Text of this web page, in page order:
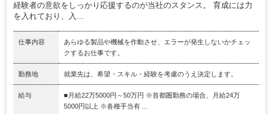
経験者の意欲をしっかり応援するのが当社のスタンス。 育成には力
を入れており、入...
仕事内容
あらゆる製品や機械を作動させ、エラーが発生しないかチェッ
クするお仕事です。
勤務地 就業先は、希望・スキル・経験を考慮のうえ決定します。
給与
■月給22万5000円～50万円 ※首都圏勤務の場合、月給24万
5000円以上 ※各種手当有 ...